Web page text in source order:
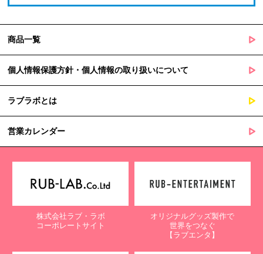
商品一覧
個人情報保護方針・個人情報の取り扱いについて
ラブラボとは
営業カレンダー
株式会社ラブ・ラボ
コーポレートサイト
オリジナルグッズ製作で
世界をつなぐ
【ラブエンタ】